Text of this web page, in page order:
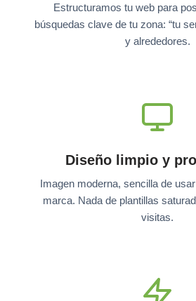
Estructuramos tu web para
búsquedas clave de tu zona: “tu
y alrededores.
Diseño limpio y
Imagen moderna, sencilla de
marca. Nada de plantillas
visitas.